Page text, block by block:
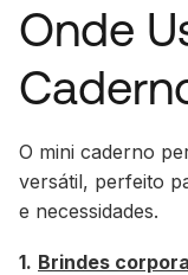
Onde
O mini caderno
versátil, perfeito
e necessidades.
1. Brindes